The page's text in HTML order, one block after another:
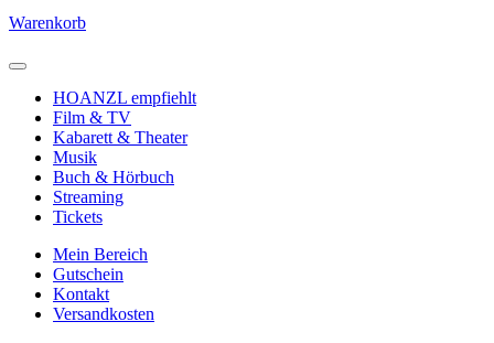
Warenkorb
HOANZL empfiehlt
Film & TV
Kabarett & Theater
Musik
Buch & Hörbuch
Streaming
Tickets
Mein Bereich
Gutschein
Kontakt
Versandkosten